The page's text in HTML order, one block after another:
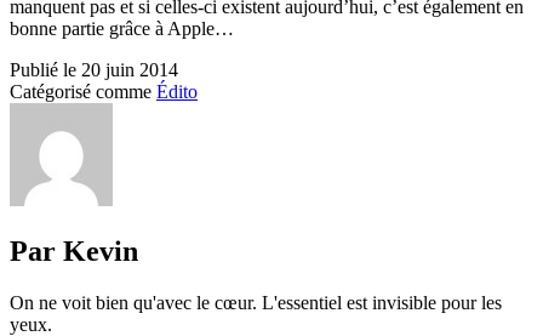
manquent pas et si celles-ci existent aujourd’hui, c’est également en
bonne partie grâce à Apple…
Publié le 20 juin 2014
Catégorisé comme Édito
Par Kevin
On ne voit bien qu'avec le cœur. L'essentiel est invisible pour les
yeux.